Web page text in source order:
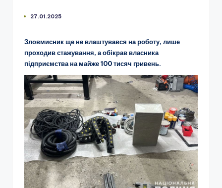
27.01.2025
Зловмисник ще не влаштувався на роботу, лише
проходив стажування, а обікрав власника
підприємства на майже 100 тисяч гривень.